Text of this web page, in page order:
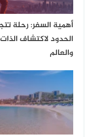
أهمية السفر: رحلة
الحدود لاكتشاف الذات
والعالم